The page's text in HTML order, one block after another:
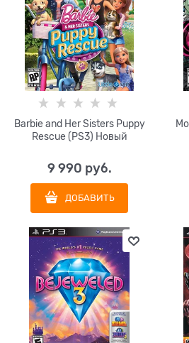
Barbie and Her Sisters Puppy
Rescue (PS3) Новый
9 990 руб.
ДОБАВИТЬ